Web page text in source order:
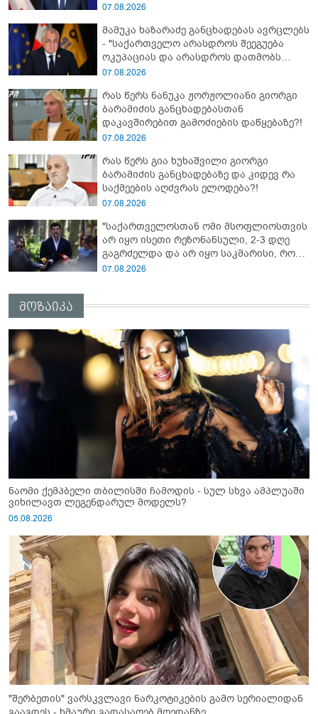
07.08.2026
მამუკა ხაზარაძე განცხადებას ავრცლებს
- "საქართველო არასდროს შეეგუება
ოკუპაციას და არასდროს დათმობს
თავისუფლებას!"
07.08.2026
რას წერს ნანუკა ჟორჟოლიანი გიორგი
ბარამიძის განცხადებასთან
დაკავშირებით გამოძიების დაწყებაზე?!
07.08.2026
რას წერს გია ხუხაშვილი გიორგი
ბარამიძის განცხადებაზე და კიდევ რა
საქმეების აღძვრას ელოდება?!
07.08.2026
"საქართველოსთან ომი მსოფლიოსთვის
არ იყო ისეთი რეზონანსული, 2-3 დღე
გაგრძელდა და არ იყო საკმარისი, რომ
რუსეთისა და რუსი ხალხის წინააღმდეგ
07.08.2026
მოზაიკა
ნაომი ქემპბელი თბილისში ჩამოდის - სულ სხვა ამპლუაში
ვიხილავთ ლეგენდარულ მოდელს?
05.08.2026
"შერბეთის" ვარსკვლავი ნარკოტიკების გამო სერიალიდან